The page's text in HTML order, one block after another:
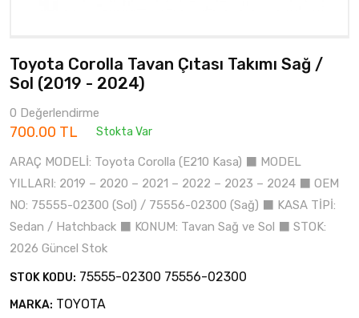
Toyota Corolla Tavan Çıtası Takımı Sağ /
Sol (2019 - 2024)
0 Değerlendirme
700.00 TL Stokta Var
ARAÇ MODELİ: Toyota Corolla (E210 Kasa) ⬛ MODEL
YILLARI: 2019 – 2020 – 2021 – 2022 – 2023 – 2024 ⬛ OEM
NO: 75555-02300 (Sol) / 75556-02300 (Sağ) ⬛ KASA TİPİ:
Sedan / Hatchback ⬛ KONUM: Tavan Sağ ve Sol ⬛ STOK:
2026 Güncel Stok
STOK KODU: 75555-02300 75556-02300
MARKA: TOYOTA